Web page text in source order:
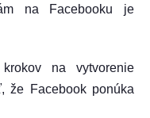
na Facebooku je
na vytvorenie
že Facebook ponúka